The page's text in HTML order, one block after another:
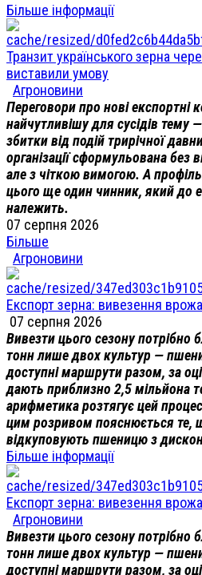
Більше інформації
Транзит українського зерна
виставили умову
Агроновини
Переговори про нові експортні
найчутливішу для сусідів тему
збитки від подій трирічної
організації сформульована без
але з чіткою вимогою. А
цього ще один чинник, який до
належить.
07 серпня 2026
Більше
Агроновини
Експорт зерна: вивезення
07 серпня 2026
Вивезти цього сезону потрібно
тонн лише двох культур —
доступні маршрути разом, за
дають приблизно 2,5 мільйона
арифметика розтягує цей
цим розривом пояснюється те,
відкуповують пшеницю з
Більше інформації
Експорт зерна: вивезення
Агроновини
Вивезти цього сезону потрібно
тонн лише двох культур —
доступні маршрути разом, за